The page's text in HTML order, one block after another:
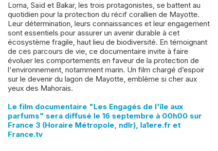
Lorna, Saïd et Bakar, les trois protagonistes, se battent au
quotidien pour la protection du récif corallien de Mayotte.
Leur détermination, leurs connaissances et leur engagement
sont essentiels pour assurer un avenir durable à cet
écosystème fragile, haut lieu de biodiversité. En témoignant
de ces parcours de vie, ce documentaire invite à faire
évoluer les comportements en faveur de la protection de
l'environnement, notamment marin. Un film chargé d’espoir
sur le devenir du lagon de Mayotte, emblème si cher aux
yeux des Mahorais.
Le film documentaire "Les Engagés de l'île aux
parfums" sera diffusé le 16 septembre à 00h00 sur
France 3 (Horaire Métropole, ndlr), la1ere.fr et
France.tv